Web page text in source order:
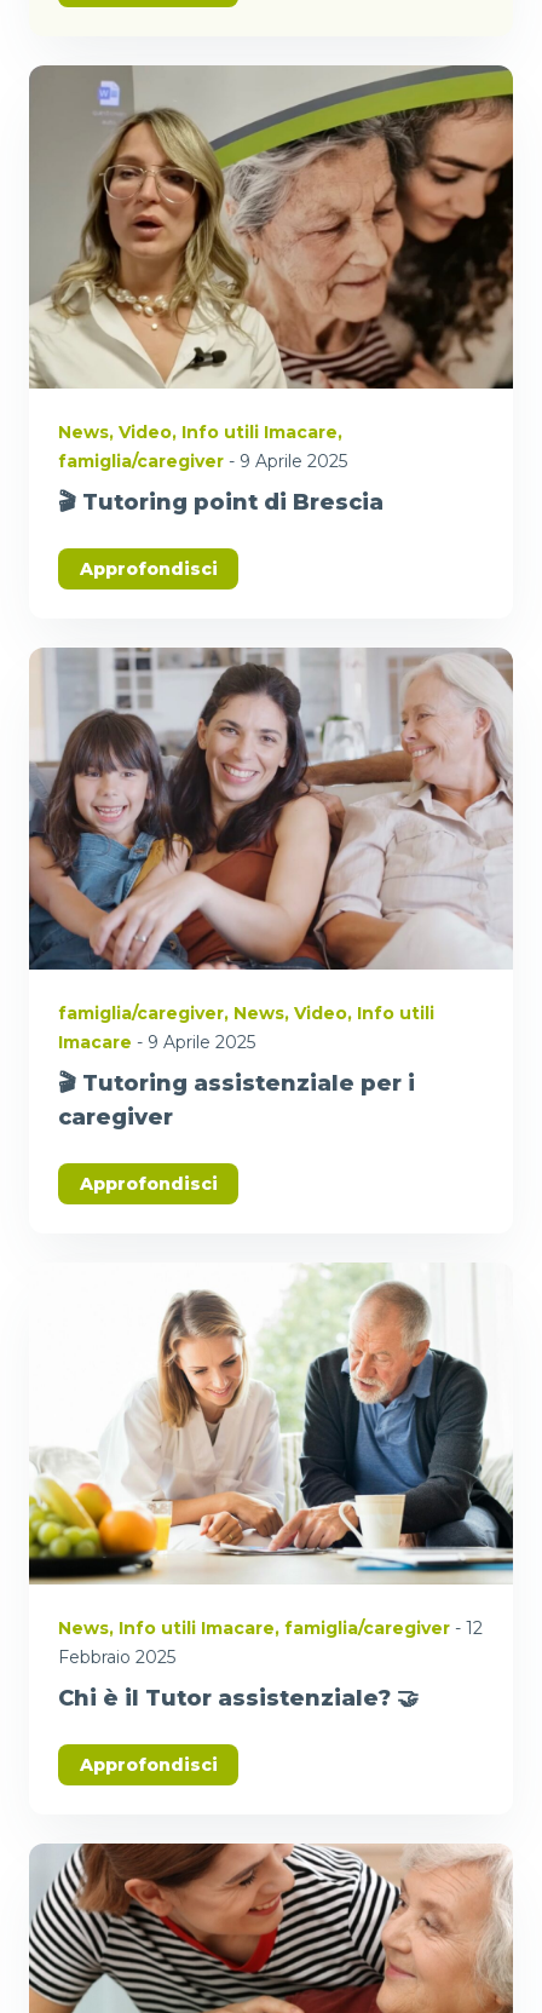
News, Video, Info utili Imacare,
famiglia/caregiver - 9 Aprile 2025
🎬 Tutoring point di Brescia
Approfondisci
famiglia/caregiver, News, Video, Info utili
Imacare - 9 Aprile 2025
🎬 Tutoring assistenziale per i
caregiver
Approfondisci
News, Info utili Imacare, famiglia/caregiver - 12
Febbraio 2025
Chi è il Tutor assistenziale? 🤝
Approfondisci